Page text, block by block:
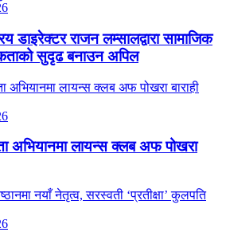
डाइरेक्टर राजन लम्सालद्वारा सामाजिक
सुदृढ बनाउन अपिल
अभियानमा लायन्स क्लब अफ पोखरा